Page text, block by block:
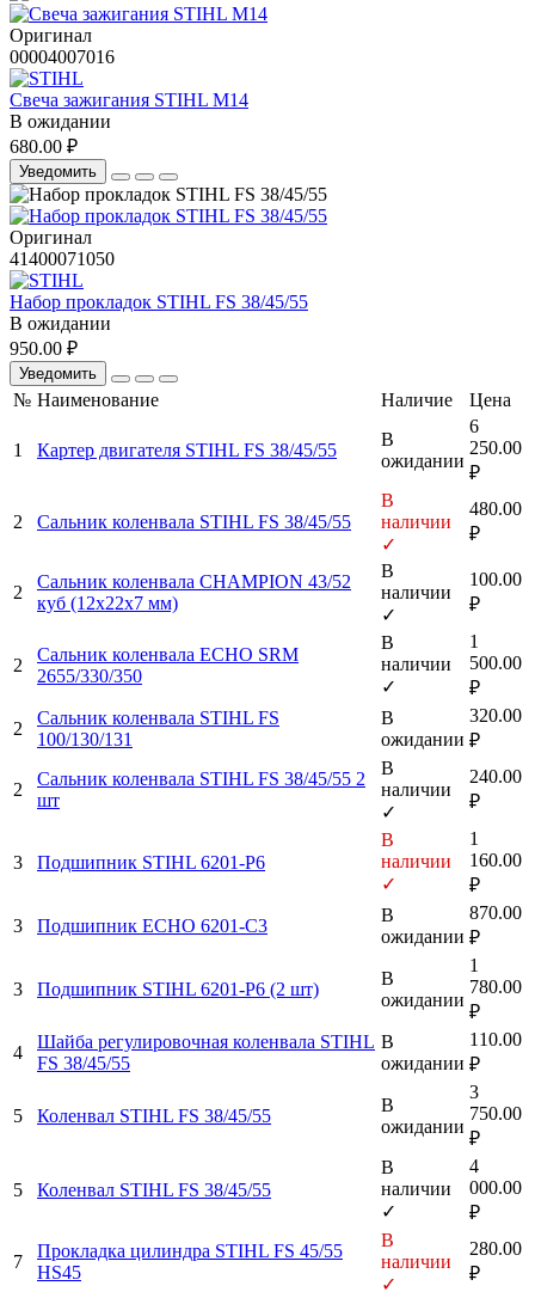
Оригинал
00004007016
Свеча зажигания STIHL М14
В ожидании
680.00 ₽
Уведомить
Оригинал
41400071050
Набор прокладок STIHL FS 38/45/55
В ожидании
950.00 ₽
Уведомить
№ Наименование Наличие Цена
1 Картер двигателя STIHL FS 38/45/55
В
ожидании
6
250.00
₽
2 Сальник коленвала STIHL FS 38/45/55
В
наличии
✓
480.00
₽
2
Сальник коленвала CHAMPION 43/52
куб (12х22х7 мм)
В
наличии
✓
100.00
₽
2
Сальник коленвала ECHO SRM
2655/330/350
В
наличии
✓
1
500.00
₽
2
Сальник коленвала STIHL FS
100/130/131
В
ожидании
320.00
₽
2
Сальник коленвала STIHL FS 38/45/55 2
шт
В
наличии
✓
240.00
₽
3 Подшипник STIHL 6201-P6
В
наличии
✓
1
160.00
₽
3
Подшипник ECHO 6201-С3
В
ожидании
870.00
₽
3 Подшипник STIHL 6201-P6 (2 шт)
В
ожидании
1
780.00
₽
4
Шайба регулировочная коленвала STIHL
FS 38/45/55
В
ожидании
110.00
₽
5 Коленвал STIHL FS 38/45/55
В
ожидании
3
750.00
₽
5 Коленвал STIHL FS 38/45/55
В
наличии
✓
4
000.00
₽
7
Прокладка цилиндра STIHL FS 45/55
HS45
В
наличии
✓
280.00
₽